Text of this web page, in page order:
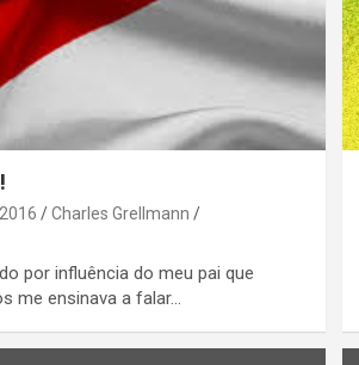
Charles Grellmann
por influência do meu pai que
me ensinava a falar…